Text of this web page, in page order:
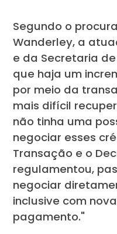
Segundo o
Wanderley, a
e da Secretaria
que haja um
por meio da
mais difícil
não tinha uma
negociar esses
Transação e o
regulamentou,
negociar
inclusive com
pagamento."